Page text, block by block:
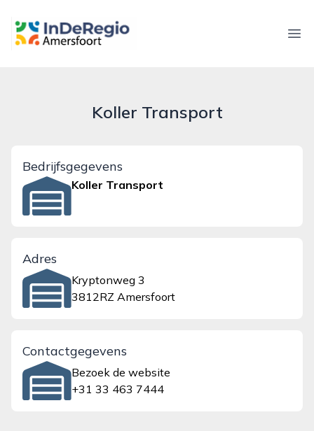
inderegioamersfoort.nl
Koller Transport
Bedrijfsgegevens
Koller Transport
Adres
Kryptonweg 3
3812RZ Amersfoort
Contactgegevens
Bezoek de website
+31 33 463 7444